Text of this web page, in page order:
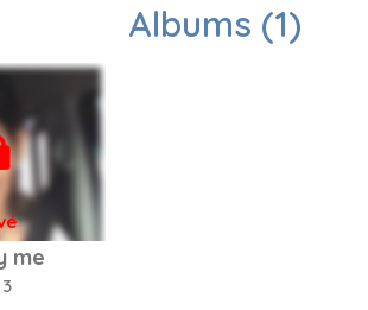
Albums (1)
me
3